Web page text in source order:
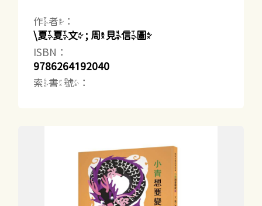
作者：
\夏夏文 ; 周見信圖
ISBN：
9786264192040
索書號：